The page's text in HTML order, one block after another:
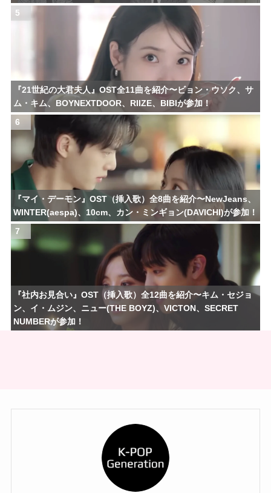
5
『21世紀の大君夫人』OST全11曲を紹介〜ビョン・ウソク、サ
ム・キム、BOYNEXTDOOR、RIIZE、BIBIが参加！
6
『マイ・デーモン』OST（挿入歌）全8曲を紹介〜NewJeans、
WINTER(aespa)、10cm、カン・ミンギョン(DAVICHI)が参加！
7
『社内お見合い』OST（挿入歌）全12曲を紹介〜キム・セジョ
ン、イ・ムジン、ニュー(THE BOYZ)、VICTON、SECRET
NUMBERが参加！